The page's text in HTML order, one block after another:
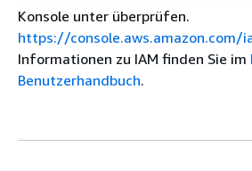
Konsole unter überprüfen.
https://console.aws.amazon.com/
Informationen zu IAM finden Sie im
Benutzerhandbuch.